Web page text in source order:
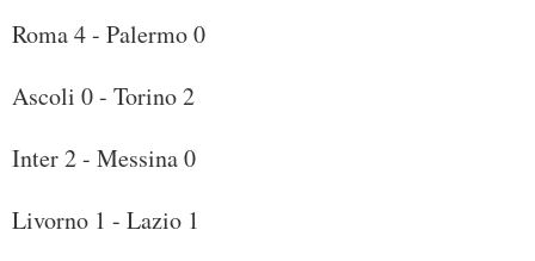
Roma 4 - Palermo 0
Ascoli 0 - Torino 2
Inter 2 - Messina 0
Livorno 1 - Lazio 1